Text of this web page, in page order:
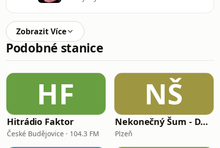
Zobrazit Více
Podobné stanice
HF
Hitrádio Faktor
České Budějovice · 104.3 FM
NŠ
Nekonečný Šum - Dance Hits
Plzeň